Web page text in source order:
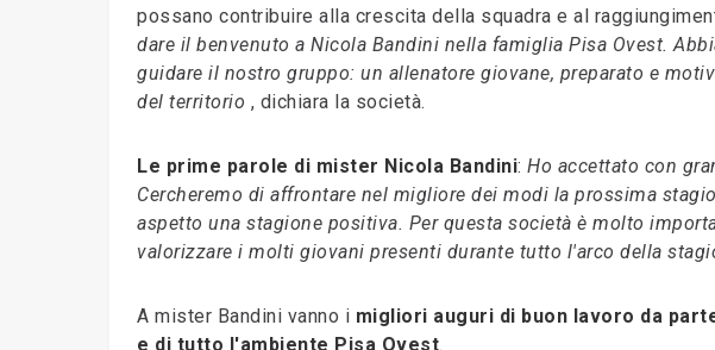
possano contribuire alla crescita della squadra e al
dare il benvenuto a Nicola Bandini nella famiglia Pisa Ovest.
guidare il nostro gruppo: un allenatore giovane, preparato e
del territorio , dichiara la società.
Le prime parole di mister Nicola Bandini: Ho accettato con
Cercheremo di affrontare nel migliore dei modi la prossima
aspetto una stagione positiva. Per questa società è molto
valorizzare i molti giovani presenti durante tutto l'arco della
A mister Bandini vanno i migliori auguri di buon lavoro da
e di tutto l'ambiente Pisa Ovest.